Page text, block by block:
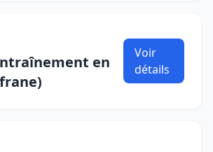
en
Voir
détails